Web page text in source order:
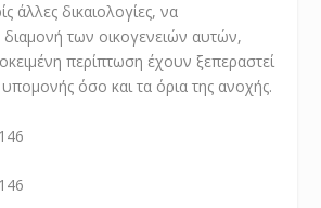
άλλες δικαιολογίες, να
διαμονή των οικογενειών αυτών,
περίπτωση έχουν ξεπεραστεί
όσο και τα όρια της ανοχής.